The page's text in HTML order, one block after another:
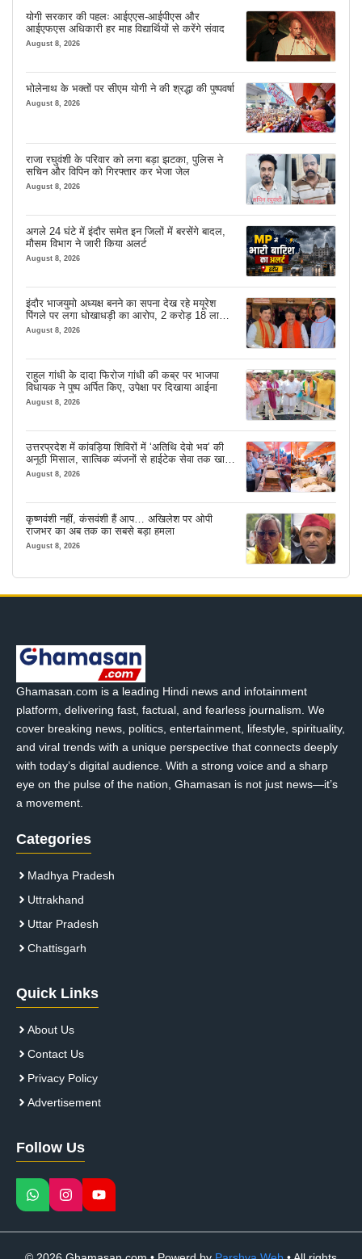
योगी सरकार की पहलः आईएएस-आईपीएस और
आईएफएस अधिकारी हर माह विद्यार्थियों से करेंगे संवाद
August 8, 2026
भोलेनाथ के भक्तों पर सीएम योगी ने की श्रद्धा की पुष्पवर्षा
August 8, 2026
राजा रघुवंशी के परिवार को लगा बड़ा झटका, पुलिस ने
सचिन और विपिन को गिरफ्तार कर भेजा जेल
August 8, 2026
अगले 24 घंटे में इंदौर समेत इन जिलों में बरसेंगे बादल,
मौसम विभाग ने जारी किया अलर्ट
August 8, 2026
इंदौर भाजयुमो अध्यक्ष बनने का सपना देख रहे मयूरेश
पिंगले पर लगा धोखाधड़ी का आरोप, 2 करोड़ 18 लाख
लेने के बाद भी नहीं दिया जमीन का कब्जा
August 8, 2026
राहुल गांधी के दादा फिरोज गांधी की कब्र पर भाजपा
विधायक ने पुष्प अर्पित किए, उपेक्षा पर दिखाया आईना
August 8, 2026
उत्तरप्रदेश में कांवड़िया शिविरों में ‘अतिथि देवो भव’ की
अनूठी मिसाल, सात्विक व्यंजनों से हाईटेक सेवा तक खास
इंतजाम
August 8, 2026
कृष्णवंशी नहीं, कंसवंशी हैं आप… अखिलेश पर ओपी
राजभर का अब तक का सबसे बड़ा हमला
August 8, 2026
Ghamasan.com is a leading Hindi news and infotainment
platform, delivering fast, factual, and fearless journalism. We
cover breaking news, politics, entertainment, lifestyle, spirituality,
and viral trends with a unique perspective that connects deeply
with today’s digital audience. With a strong voice and a sharp
eye on the pulse of the nation, Ghamasan is not just news—it’s
a movement.
Categories
Madhya Pradesh
Uttrakhand
Uttar Pradesh
Chattisgarh
Quick Links
About Us
Contact Us
Privacy Policy
Advertisement
Follow Us